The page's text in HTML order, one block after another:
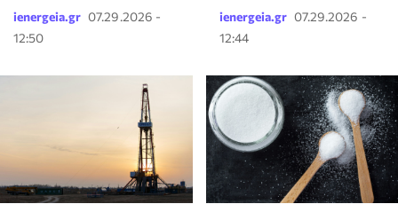
ienergeia.gr 07.29.2026 -
12:50
ienergeia.gr 07.29.2026 -
12:44